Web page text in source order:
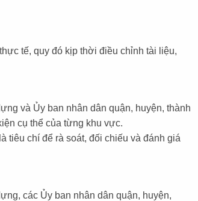
tế, quy đó kịp thời điều chỉnh tài liệu,
và Ủy ban nhân dân quận, huyện, thành
cụ thể của từng khu vực.
tiêu chí để rà soát, đối chiếu và đánh giá
các Ủy ban nhân dân quận, huyện,